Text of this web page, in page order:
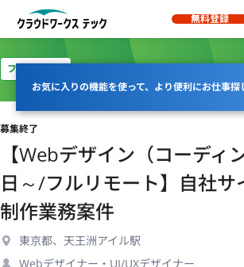
無料登録
お気に入りの機能を使って、より便利にお仕事探
フルリモート
募集終了
【Webデザイン（コーディ
日～/フルリモート】自社サ
制作業務案件
東京都、天王洲アイル駅
Webデザイナー・UI/UXデザイナー